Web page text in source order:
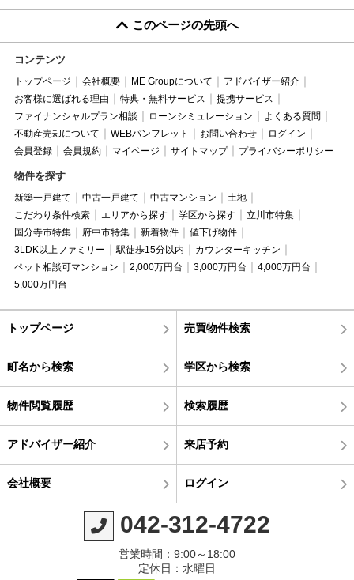
このページの先頭へ
コンテンツ
トップページ 会社概要 ME Groupについて
アドバイザー紹介
お客様に選ばれる理由
特典・無料サービス
提携サービス
ファイナンシャルプラン相談
ローンシミュレーション
よくある質問
不動産売却について
WEBパンフレット お問い合わせ
ログイン
会員登録
会員規約 マイページ サイトマップ プライバシーポリシー
物件を探す
新築一戸建て 中古一戸建て 中古マンション
土地
こだわり条件検索
エリアから探す 学区から探す
立川市特集
国分寺市特集
府中市特集 新着物件
値下げ物件
3LDK以上ファミリー
駅徒歩15分以内
カウンターキッチン
ペット相談可マンション
2,000万円台 3,000万円台
4,000万円台
5,000万円台
トップページ 売買物件検索
町名から検索 学区から検索
物件閲覧履歴 検索履歴
アドバイザー紹介 来店予約
会社概要 ログイン
042-312-4722
営業時間：9:00～18:00
定休日：水曜日